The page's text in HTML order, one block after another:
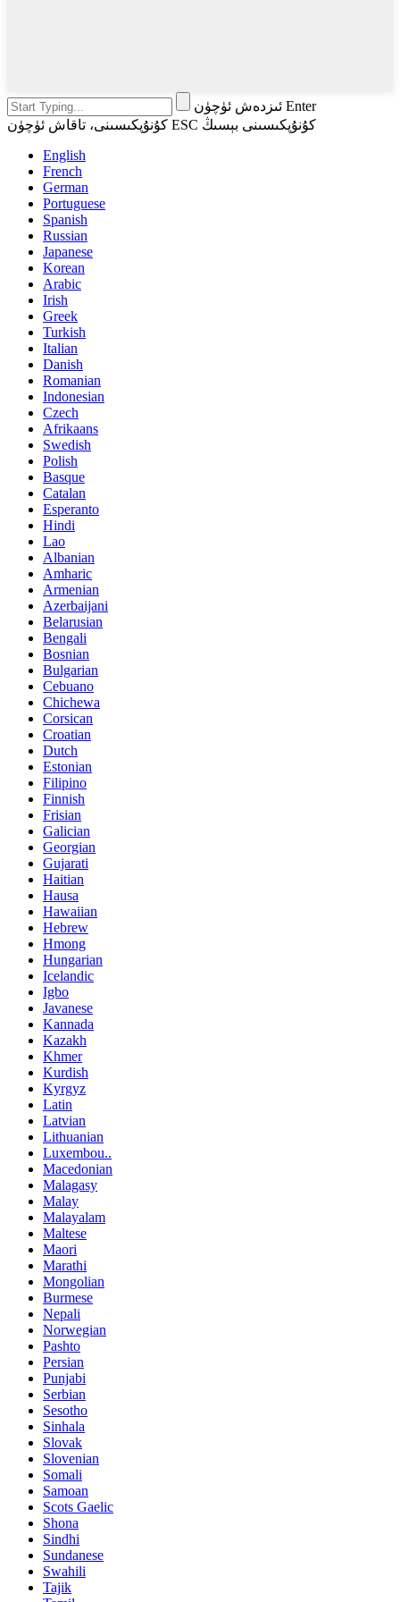
ئىزدەش ئۈچۈن Enter
كۇنۇپكىسىنى، تاقاش ئۈچۈن ESC كۇنۇپكىسىنى بېسىڭ
English
French
German
Portuguese
Spanish
Russian
Japanese
Korean
Arabic
Irish
Greek
Turkish
Italian
Danish
Romanian
Indonesian
Czech
Afrikaans
Swedish
Polish
Basque
Catalan
Esperanto
Hindi
Lao
Albanian
Amharic
Armenian
Azerbaijani
Belarusian
Bengali
Bosnian
Bulgarian
Cebuano
Chichewa
Corsican
Croatian
Dutch
Estonian
Filipino
Finnish
Frisian
Galician
Georgian
Gujarati
Haitian
Hausa
Hawaiian
Hebrew
Hmong
Hungarian
Icelandic
Igbo
Javanese
Kannada
Kazakh
Khmer
Kurdish
Kyrgyz
Latin
Latvian
Lithuanian
Luxembou..
Macedonian
Malagasy
Malay
Malayalam
Maltese
Maori
Marathi
Mongolian
Burmese
Nepali
Norwegian
Pashto
Persian
Punjabi
Serbian
Sesotho
Sinhala
Slovak
Slovenian
Somali
Samoan
Scots Gaelic
Shona
Sindhi
Sundanese
Swahili
Tajik